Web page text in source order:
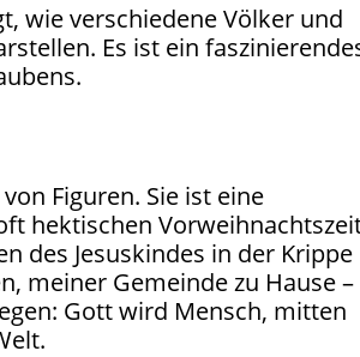
wie verschiedene Völker und
Es ist ein
Figuren. Sie ist eine
hektischen
des Jesuskindes in der Krippe
meiner Gemeinde zu Hause –
Gott wird Mensch, mitten